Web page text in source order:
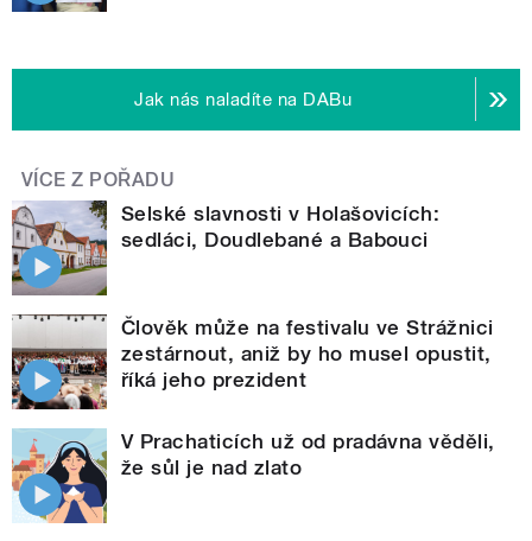
Jak nás naladíte na DABu
VÍCE Z POŘADU
Selské slavnosti v Holašovicích:
sedláci, Doudlebané a Babouci
Člověk může na festivalu ve Strážnici
zestárnout, aniž by ho musel opustit,
říká jeho prezident
V Prachaticích už od pradávna věděli,
že sůl je nad zlato